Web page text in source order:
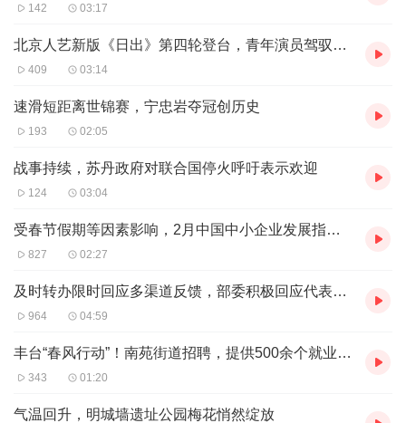
142 03:17
北京人艺新版《日出》第四轮登台，青年演员驾驭角色更加成熟
409 03:14
速滑短距离世锦赛，宁忠岩夺冠创历史
193 02:05
战事持续，苏丹政府对联合国停火呼吁表示欢迎
124 03:04
受春节假期等因素影响，2月中国中小企业发展指数略有下降
827 02:27
及时转办限时回应多渠道反馈，部委积极回应代表委员
964 04:59
丰台“春风行动”！南苑街道招聘，提供500余个就业岗位
343 01:20
气温回升，明城墙遗址公园梅花悄然绽放